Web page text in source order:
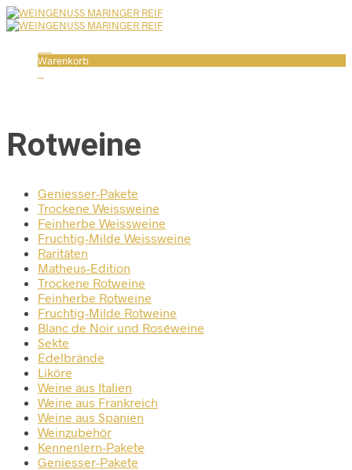
Warenkorb
Rotweine
Geniesser-Pakete
Trockene Weissweine
Feinherbe Weissweine
Fruchtig-Milde Weissweine
Raritäten
Matheus-Edition
Trockene Rotweine
Feinherbe Rotweine
Fruchtig-Milde Rotweine
Blanc de Noir und Roséweine
Sekte
Edelbrände
Liköre
Weine aus Italien
Weine aus Frankreich
Weine aus Spanien
Weinzubehör
Kennenlern-Pakete
Geniesser-Pakete